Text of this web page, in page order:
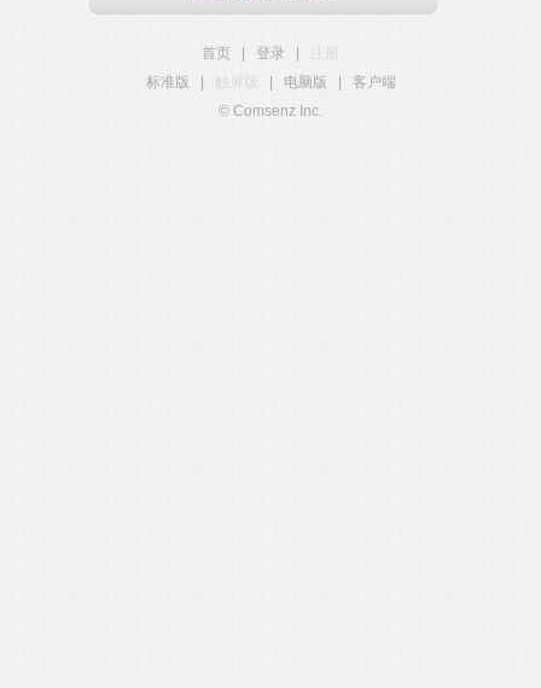
首页 登录
注册
标准版
触屏版 电脑版
客户端
© Comsenz Inc.